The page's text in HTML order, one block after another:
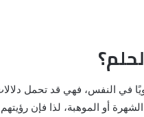
قويًا في النفس، فهي قد تحمل
أو الموهبة، لذا فإن